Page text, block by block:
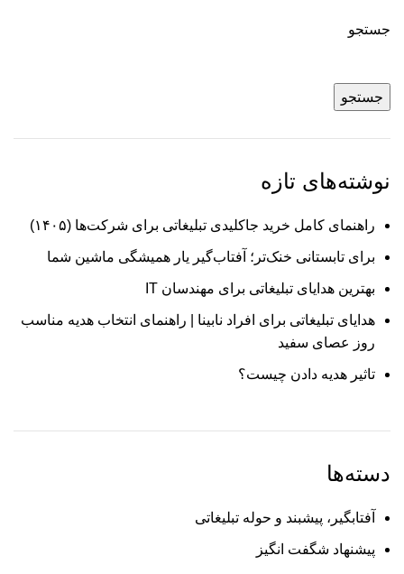
جستجو
جستجو
نوشته‌های تازه
راهنمای کامل خرید جاکلیدی تبلیغاتی برای شرکت‌ها (۱۴۰۵)
برای تابستانی خنک‌تر؛ آفتاب‌گیر یار همیشگی ماشین شما
بهترین هدایای تبلیغاتی برای مهندسان IT
هدایای تبلیغاتی برای افراد نابینا | راهنمای انتخاب هدیه مناسب
روز عصای سفید
تاثیر هدیه دادن چیست؟
دسته‌ها
آفتابگیر، پیشبند و حوله تبلیغاتی
پیشنهاد شگفت انگیز